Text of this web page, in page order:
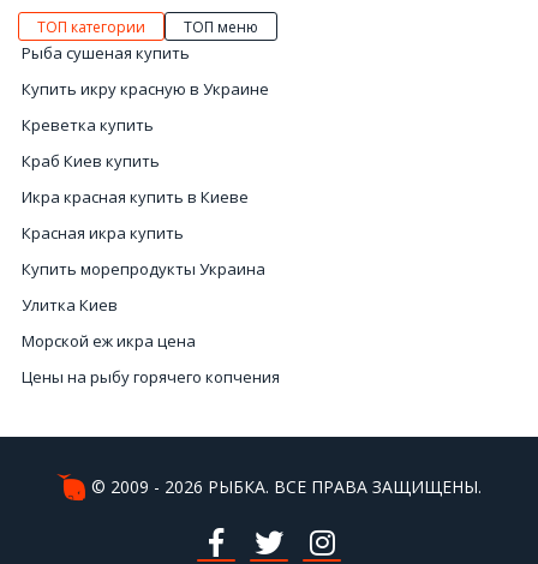
ТОП категории ТОП меню
Рыба сушеная купить
Купить икру красную в Украине
Креветка купить
Краб Киев купить
Икра красная купить в Киеве
Красная икра купить
Купить морепродукты Украина
Улитка Киев
Морской еж икра цена
Цены на рыбу горячего копчения
Икра красная цена в Украине
© 2009 - 2026 РЫБКА. ВСЕ ПРАВА ЗАЩИЩЕНЫ.